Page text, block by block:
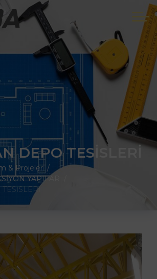
DEPO TESİSLERİ
& Projeler
YAPILAR